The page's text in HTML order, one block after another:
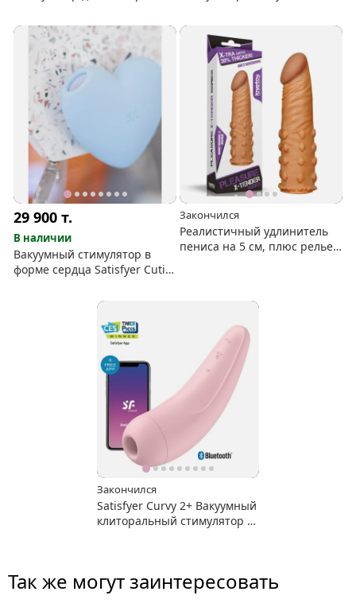
вибрацией
29 900т.
В наличии
Вакуумный стимулятор в
форме сердца Satisfyer Cutie
Закончился
Реалистичный удлинитель
пениса на 5 см, плюс рельеф
Закончился
Satisfyer Curvy 2+ Вакуумный
клиторальный стимулятор с
Так же могут заинтересовать